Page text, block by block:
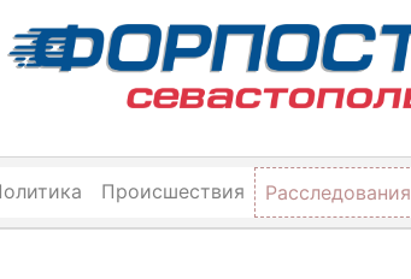
Происшествия Расследования